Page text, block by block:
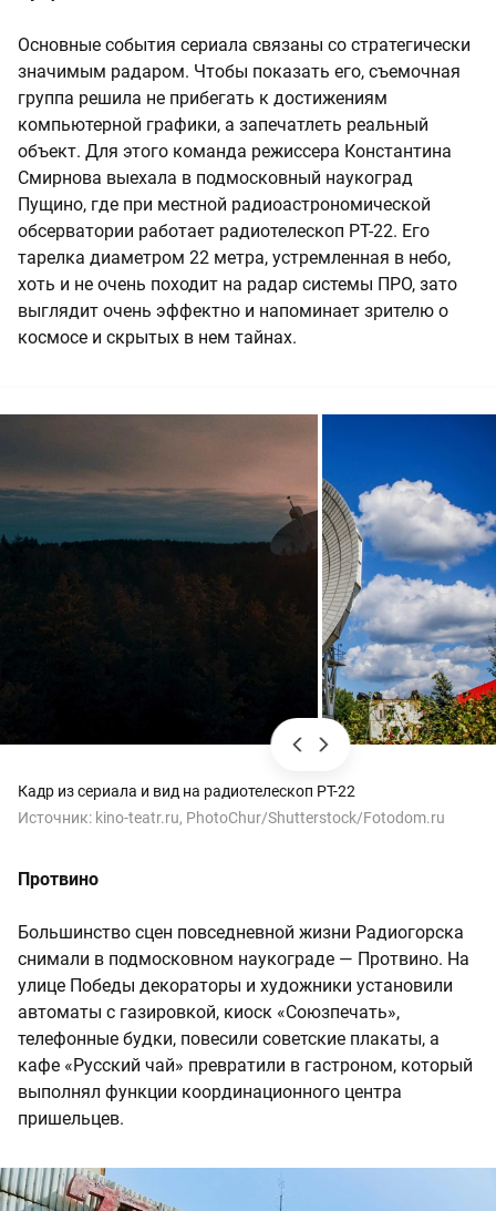
Основные события сериала связаны со стратегически
значимым радаром. Чтобы показать его, съемочная
группа решила не прибегать к достижениям
компьютерной графики, а запечатлеть реальный
объект. Для этого команда режиссера Константина
Смирнова выехала в подмосковный наукоград
Пущино, где при местной радиоастрономической
обсерватории работает радиотелескоп РТ-22. Его
тарелка диаметром 22 метра, устремленная в небо,
хоть и не очень походит на радар системы ПРО, зато
выглядит очень эффектно и напоминает зрителю о
космосе и скрытых в нем тайнах.
Кадр из сериала и вид на радиотелескоп РТ-22
Источник: kino-teatr.ru, PhotoChur/Shutterstock/Fotodom.ru
Протвино
Большинство сцен повседневной жизни Радиогорска
снимали в подмосковном наукограде — Протвино. На
улице Победы декораторы и художники установили
автоматы с газировкой, киоск «Союзпечать»,
телефонные будки, повесили советские плакаты, а
кафе «Русский чай» превратили в гастроном, который
выполнял функции координационного центра
пришельцев.